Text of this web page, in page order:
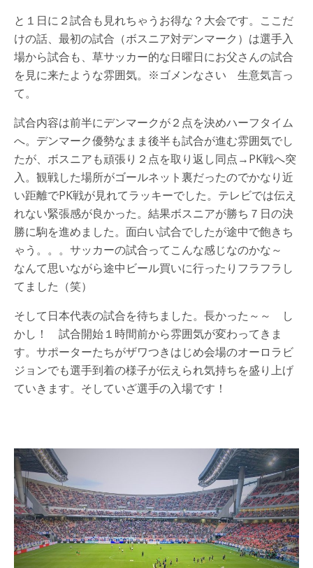
と１日に２試合も見れちゃうお得な？大会です。ここだ
けの話、最初の試合（ボスニア対デンマーク）は選手入
場から試合も、草サッカー的な日曜日にお父さんの試合
を見に来たような雰囲気。※ゴメンなさい 生意気言っ
て。
試合内容は前半にデンマークが２点を決めハーフタイム
へ。デンマーク優勢なまま後半も試合が進む雰囲気でし
たが、ボスニアも頑張り２点を取り返し同点→PK戦へ突
入。観戦した場所がゴールネット裏だったのでかなり近
い距離でPK戦が見れてラッキーでした。テレビでは伝え
れない緊張感が良かった。結果ボスニアが勝ち７日の決
勝に駒を進めました。面白い試合でしたが途中で飽きち
ゃう。。。サッカーの試合ってこんな感じなのかな～
なんて思いながら途中ビール買いに行ったりフラフラし
てました（笑）
そして日本代表の試合を待ちました。長かった～～ し
かし！ 試合開始１時間前から雰囲気が変わってきま
す。サポーターたちがザワつきはじめ会場のオーロラビ
ジョンでも選手到着の様子が伝えられ気持ちを盛り上げ
ていきます。そしていざ選手の入場です！